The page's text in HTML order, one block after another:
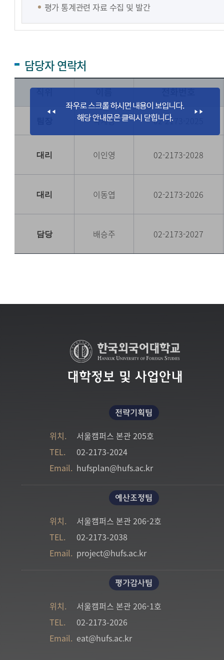
평가 통계관련 자료 수집 및 발간
담당자 연락처
직위 이름 전화번호
박계용 02-2173-2025
대리 이인영 02-2173-2028
대리 이동엽 02-2173-2026
담당 배승주 02-2173-2027
대학정보 및 사업안내
전략기획팀
위치.
서울캠퍼스 본관 205호
TEL.
02-2173-2024
Email. hufsplan@hufs.ac.kr
예산조정팀
위치.
서울캠퍼스 본관 206-2호
TEL.
02-2173-2038
Email. project@hufs.ac.kr
평가감사팀
위치.
서울캠퍼스 본관 206-1호
TEL.
02-2173-2026
Email. eat@hufs.ac.kr